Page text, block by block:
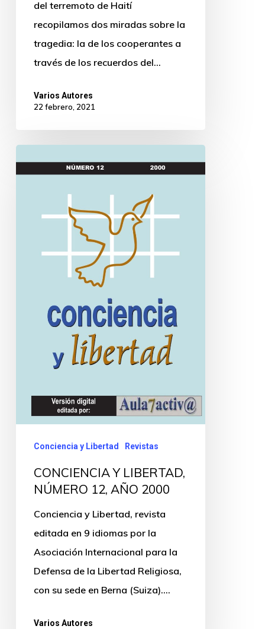
del terremoto de Haití
recopilamos dos miradas sobre la
tragedia: la de los cooperantes a
través de los recuerdos del…
Varios Autores
22 febrero, 2021
Conciencia y Libertad Revistas
CONCIENCIA Y LIBERTAD,
NÚMERO 12, AÑO 2000
Conciencia y Libertad, revista
editada en 9 idiomas por la
Asociación Internacional para la
Defensa de la Libertad Religiosa,
con su sede en Berna (Suiza).…
Varios Autores